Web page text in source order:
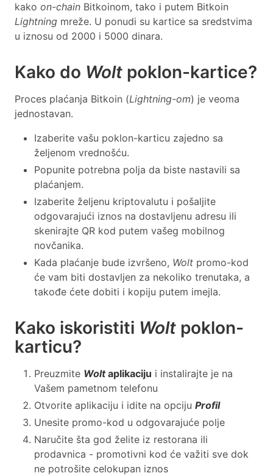
kako on-chain Bitkoinom, tako i putem Bitkoin
Lightning mreže. U ponudi su kartice sa sredstvima
u iznosu od 2000 i 5000 dinara.
Kako do Wolt poklon-kartice?
Proces plaćanja Bitkoin (Lightning-om) je veoma
jednostavan.
Izaberite vašu poklon-karticu zajedno sa
željenom vrednošću.
Popunite potrebna polja da biste nastavili sa
plaćanjem.
Izaberite željenu kriptovalutu i pošaljite
odgovarajući iznos na dostavljenu adresu ili
skenirajte QR kod putem vašeg mobilnog
novčanika.
Kada plaćanje bude izvršeno, Wolt promo-kod
će vam biti dostavljen za nekoliko trenutaka, a
takođe ćete dobiti i kopiju putem imejla.
Kako iskoristiti Wolt poklon-
karticu?
Preuzmite Woltaplikaciju i instalirajte je na
Vašem pametnom telefonu
Otvorite aplikaciju i idite na opciju Profil
Unesite promo-kod u odgovarajuće polje
Naručite šta god želite iz restorana ili
prodavnica - promotivni kod će važiti sve dok
ne potrošite celokupan iznos